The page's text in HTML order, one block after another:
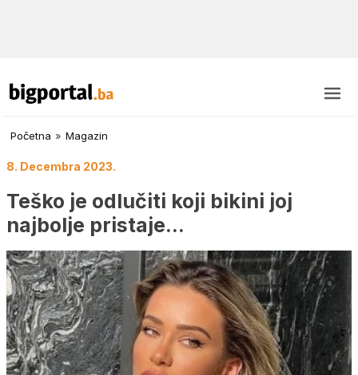
Početna » Magazin
8. Decembra 2023.
Teško je odlučiti koji bikini joj
najbolje pristaje…